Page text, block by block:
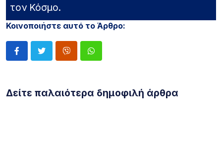
τον Κόσμο.
Κοινοποιήστε αυτό το Άρθρο:
Δείτε παλαιότερα δημοφιλή άρθρα